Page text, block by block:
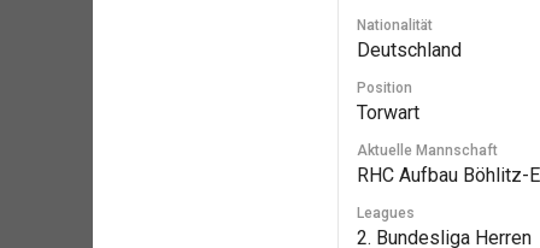
Nationalität
Deutschland
Position
Torwart
Aktuelle Mannschaft
RHC Aufbau Böhlitz-
Leagues
2. Bundesliga Herren